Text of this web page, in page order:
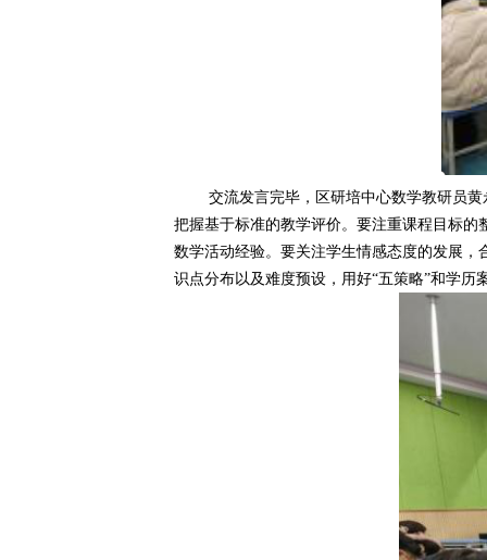
交流发言完毕，区研培中心数学教研员
把握基于标准的教学评价。要注重课程目标
数学活动经验。要关注学生情感态度的发展，
识点分布以及难度预设，用好“五策略”和学历